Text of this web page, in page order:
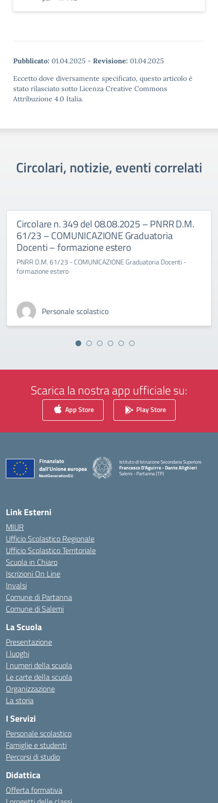
Pubblicato: 01.04.2025 - Revisione: 01.04.2025
Eccetto dove diversamente specificato, questo articolo è
stato rilasciato sotto Licenza Creative Commons
Attribuzione 4.0 Italia.
Circolari, notizie, eventi correlati
Circolare n. 349 del 08.08.2025 – PNRR D.M.
61/23 – COMUNICAZIONE Graduatoria
Docenti – formazione estero
PNRR D.M. 61/23 - COMUNICAZIONE Graduatoria Docenti -
formazione estero
Personale scolastico
Scarica la nostra app ufficiale su:
App Store Play Store
Istituto di Istruzione Secondaria Superiore
Francesco D'Aguirre - Dante Alighieri
Salemi - Partanna (TP)
Link Esterni
MIUR
Ufficio Scolastico Regionale
Ufficio Scolastico Territoriale
Scuola in Chiaro
Iscrizioni On Line
Invalsi
Comune di Partanna
Comune di Salemi
La Scuola
Presentazione
I luoghi
I numeri della scuola
Le carte della scuola
Organizzazione
La storia
I Servizi
Personale scolastico
Famiglie e studenti
Percorsi di studio
Didattica
Offerta formativa